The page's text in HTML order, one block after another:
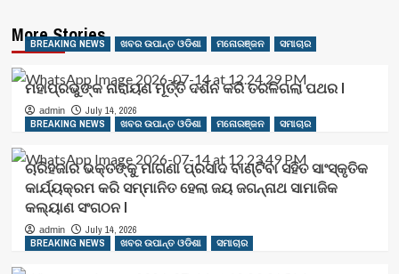
More Stories
BREAKING NEWS ଖବର ଉପାନ୍ତ ଓଡିଶା ମନୋରଞ୍ଜନ ସମାଚାର
ମହାପ୍ରଭୁଙ୍କ ନାରାୟଣ ମୂର୍ତ୍ତି ଦର୍ଶନ କରି ତରଳିଗଲା ପଥର l
admin
July 14, 2026
BREAKING NEWS
ଖବର ଉପାନ୍ତ ଓଡିଶା ମନୋରଞ୍ଜନ ସମାଚାର
ଚାରିହଜାର ଭକ୍ତଙ୍କୁ ମାଗଣା ପ୍ରସାଦ ବାଣ୍ଟିବା ସହିତ ସାଂସ୍କୃତିକ
କାର୍ଯ୍ୟକ୍ରମ କରି ସମ୍ମାନିତ ହେଲା ଜୟ ଜଗନ୍ନାଥ ସାମାଜିକ
କଲ୍ୟାଣ ସଂଗଠନ l
admin
July 14, 2026
BREAKING NEWS
ଖବର ଉପାନ୍ତ ଓଡିଶା ସମାଚାର